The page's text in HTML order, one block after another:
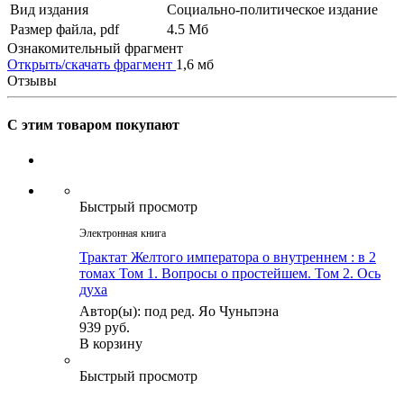
Вид издания
Социально-политическое издание
Размер файла, pdf
4.5 Mб
Ознакомительный фрагмент
Открыть/скачать фрагмент 1,6 мб
Отзывы
С этим товаром покупают
Быстрый просмотр
Электронная книга
Трактат Желтого императора о внутреннем : в 2
томах Том 1. Вопросы о простейшем. Том 2. Ось
духа
Автор(ы): под ред. Яо Чуньпэна
939 руб.
В корзину
Быстрый просмотр